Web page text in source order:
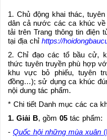
1. Chủ động khai thác,
dân cả nước các ca khúc
tải trên Trang thông tin điện
tại địa chỉ https://
2. Chỉ đạo các tổ bầu cử,
thức tuyên truyền phù hợp
khu vực bỏ phiếu, tuyên
đồng…); sử dụng ca khúc
nội dung tác phẩm.
* Chi tiết Danh mục các ca
1. Giải B, gồm 05 tác phẩm:
- Quốc hội những mùa xuân